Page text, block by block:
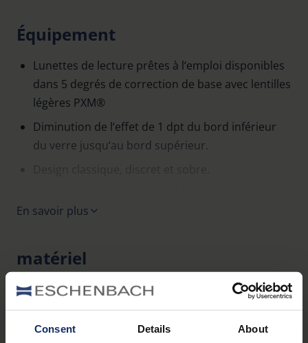
Consent Details About
Équipement
Lunettes de lecture prêtes à l‘emploi disponibles
dans 5 degrés de correction de base avec lentilles
légères PXM®
Diminution de l‘effet de 1 dpt du bord inférieur
du verre jusqu‘au bord supérieur.
lunettes de réserve.
Remarque: Ces aides visuelles sont destinées à
remplacement ou de lunettes d‘appoint pour la
pour une utilisation passagère et ne sont pas
En savoir plus
matériel
manual_miniframe2.pdf
2 MB
Declaration_de_conformite_UE_Ready_Reader_fr.pdf 151
KB